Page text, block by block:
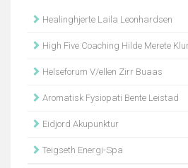
Healinghjerte Laila Leonhardsen
High Five Coaching Hilde Merete
Helseforum V/ellen Zirr Buaas
Aromatisk Fysiopati Bente Leistad
Eidjord Akupunktur
Teigseth Energi-Spa